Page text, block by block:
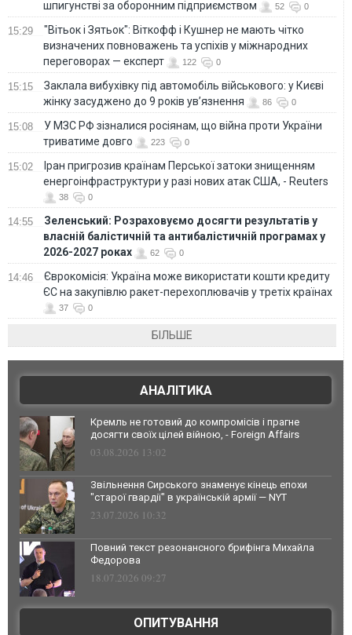
шпигунстві за оборонним підприємством 52 0
15:29
"Вітьок і Зятьок": Віткофф і Кушнер не мають чітко
визначених повноважень та успіхів у міжнародних
переговорах — експерт
122 0
15:15
Заклала вибухівку під автомобіль військового: у Києві
жінку засуджено до 9 років ув’язнення
86 0
15:08
У МЗС РФ зізналися росіянам, що війна проти України
триватиме довго
223 0
15:02
Іран пригрозив країнам Перської затоки знищенням
енергоінфраструктури у разі нових атак США, - Reuters
38 0
14:55
Зеленський: Розраховуємо досягти результатів у
власній балістичній та антибалістичній програмах у
2026-2027 роках
62 0
14:46
Єврокомісія: Україна може використати кошти кредиту
ЄС на закупівлю ракет-перехоплювачів у третіх країнах
37 0
БІЛЬШЕ
АНАЛІТИКА
Кремль не готовий до компромісів і прагне
досягти своїх цілей війною, - Foreign Affairs
03.08.2026 13:02
Звільнення Сирського знаменує кінець епохи
"старої гвардії" в українській армії — NYT
23.07.2026 10:32
Повний текст резонансного брифінга Михайла
Федорова
18.07.2026 09:27
ОПИТУВАННЯ